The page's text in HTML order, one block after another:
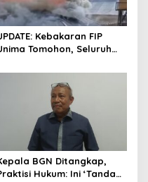
Kebakaran FIP
Tomohon, Seluruh
BGN Ditangkap,
Hukum: Ini ‘Tanda